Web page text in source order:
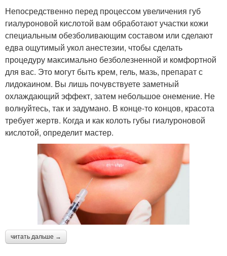
Непосредственно перед процессом увеличения губ
гиалуроновой кислотой вам обработают участки кожи
специальным обезболивающим составом или сделают
едва ощутимый укол анестезии, чтобы сделать
процедуру максимально безболезненной и комфортной
для вас. Это могут быть крем, гель, мазь, препарат с
лидокаином. Вы лишь почувствуете заметный
охлаждающий эффект, затем небольшое онемение. Не
волнуйтесь, так и задумано. В конце-то концов, красота
требует жертв. Когда и как колоть губы гиалуроновой
кислотой, определит мастер.
читать дальше →